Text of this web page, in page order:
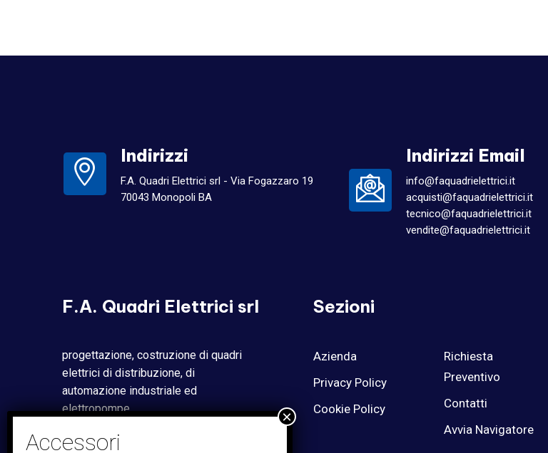
Indirizzi
F.A. Quadri Elettrici srl - Via Fogazzaro 19
70043 Monopoli BA
Indirizzi Email
info@faquadrielettrici.it
acquisti@faquadrielettrici.it
tecnico@faquadrielettrici.it
vendite@faquadrielettrici.it
F.A. Quadri Elettrici srl
progettazione, costruzione di quadri
elettrici di distribuzione, di
automazione industriale ed
elettropompe.
Sezioni
Azienda
Privacy Policy
Cookie Policy
Richiesta
Preventivo
Contatti
Avvia Navigatore